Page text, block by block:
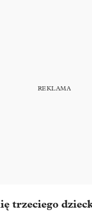
trzeciego